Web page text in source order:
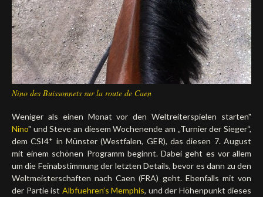
Nino des Buissonnets sur la route de Caen
Weniger als einen Monat vor den Weltreiterspielen starten"
Nino" und Steve an diesem Wochenende am „Turnier der Sieger“,
dem CSI4* in Münster (Westfalen, GER), das diesen 7. August
mit einem schönen Programm beginnt. Dabei geht es vor allem
um die Feinabstimmung der letzten Details, bevor es dann zu den
Weltmeisterschaften nach Caen (FRA) geht. Ebenfalls mit von
der Partie ist Albfuehren’s Memphis, und der Höhenpunkt dieses